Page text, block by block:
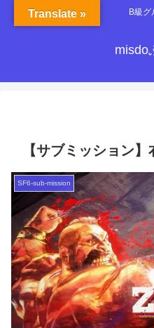
B級グ
misdo
【サブミッション
SF6-sub-mission
Translate »